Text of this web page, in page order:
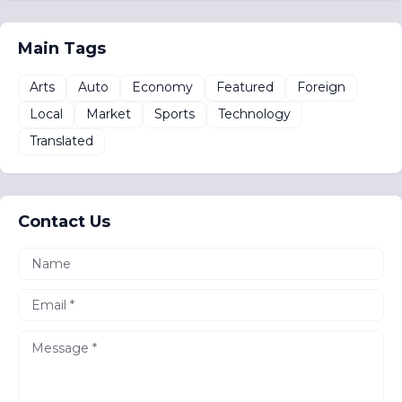
Main Tags
Arts Auto Economy Featured
Foreign
Local
Market Sports
Technology
Translated
Contact Us